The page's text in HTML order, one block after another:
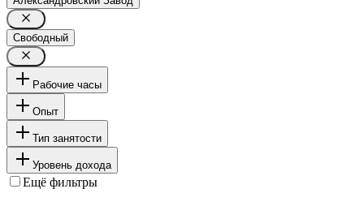
Свободный
Рабочие часы
Опыт
Тип занятости
Уровень дохода
Ещё фильтры